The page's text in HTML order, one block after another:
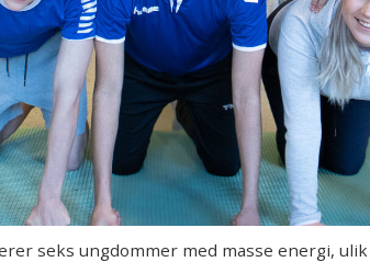
seks ungdommer med masse energi,